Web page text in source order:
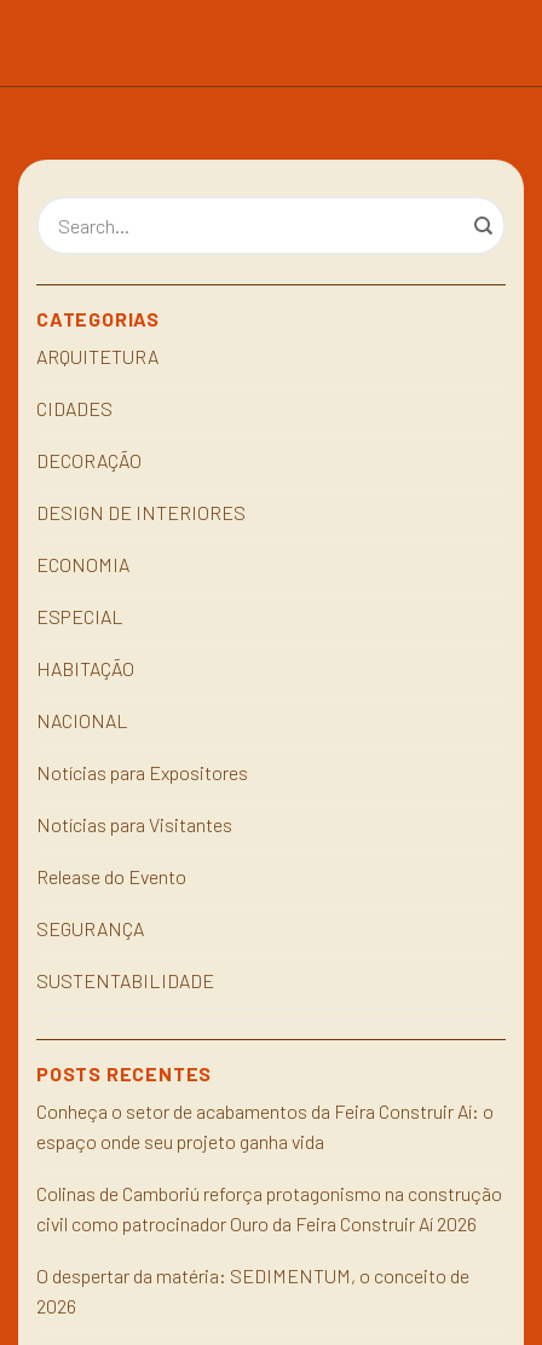
CATEGORIAS
ARQUITETURA
CIDADES
DECORAÇÃO
DESIGN DE INTERIORES
ECONOMIA
ESPECIAL
HABITAÇÃO
NACIONAL
Notícias para Expositores
Notícias para Visitantes
Release do Evento
SEGURANÇA
SUSTENTABILIDADE
POSTS RECENTES
Conheça o setor de acabamentos da Feira Construir Aí: o
espaço onde seu projeto ganha vida
Colinas de Camboriú reforça protagonismo na construção
civil como patrocinador Ouro da Feira Construir Aí 2026
O despertar da matéria: SEDIMENTUM, o conceito de
2026